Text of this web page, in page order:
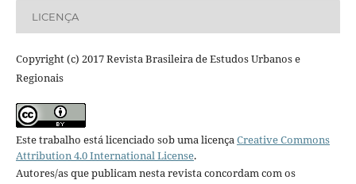
LICENÇA
Copyright (c) 2017 Revista Brasileira de Estudos Urbanos e
Regionais
Este trabalho está licenciado sob uma licençaCreative Commons
Attribution 4.0 International License.
Autores/as que publicam nesta revista concordam com os